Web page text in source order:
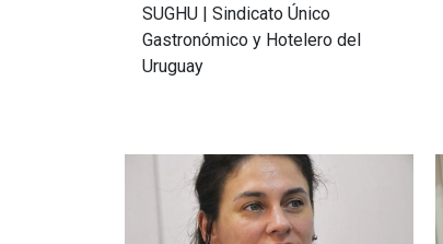
SUGHU | Sindicato Único
Gastronómico y Hotelero del
Uruguay